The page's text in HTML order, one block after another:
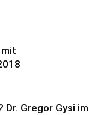
mit
Gregor Gysi im